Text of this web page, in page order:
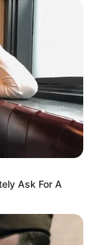
sélectif.
du moment
Par
aux yeux.
tocards
du
sa forme. En
Ask For A